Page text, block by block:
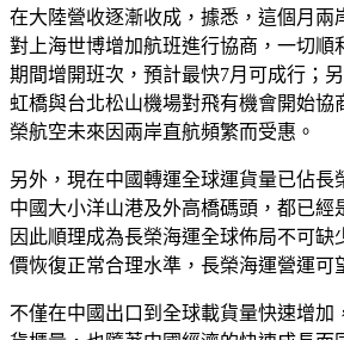
在大陸營收逐漸收成，據悉，這個月兩
對上海世博增加航班進行協商，一切順
期間增開班次，預計最快7月可成行；
虹橋與台北松山機場對飛有機會開始協
榮航空未來因兩岸直航頻繁而受惠。
另外，現在中國轉運全球運貨量已佔長
中國大小洋山港及外高橋碼頭，都已經
因此順理成為長榮海運全球佈局不可缺
價恢復正常合理水準，長榮海運營運可
不僅在中國出口到全球載貨量快速增加